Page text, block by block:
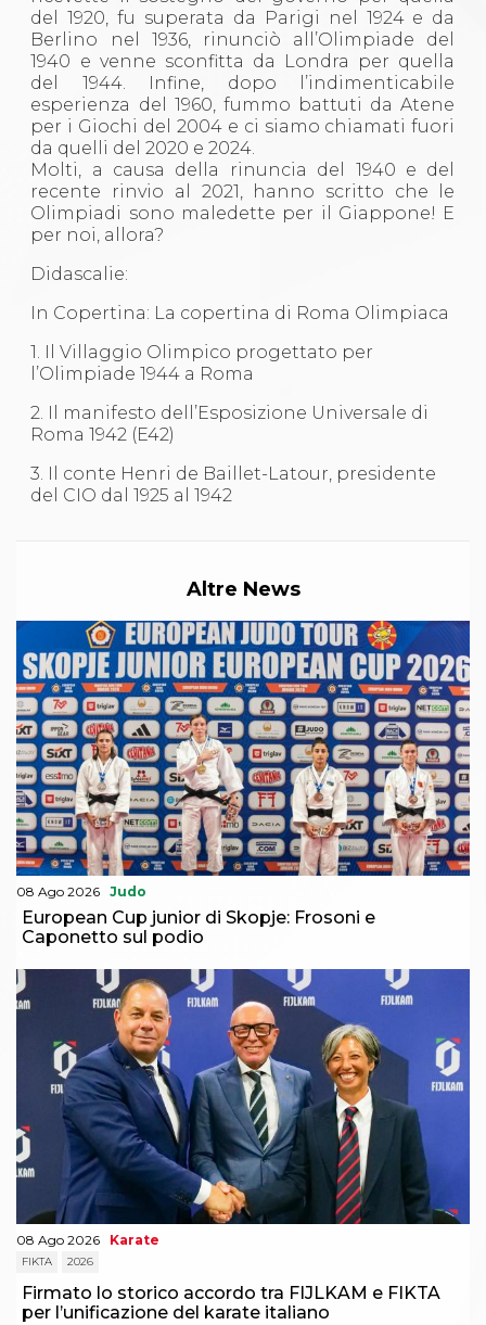
del 1920, fu superata da Parigi nel 1924 e da
Berlino nel 1936, rinunciò all’Olimpiade del
1940 e venne sconfitta da Londra per quella
del 1944. Infine, dopo l’indimenticabile
esperienza del 1960, fummo battuti da Atene
per i Giochi del 2004 e ci siamo chiamati fuori
da quelli del 2020 e 2024.
Molti, a causa della rinuncia del 1940 e del
recente rinvio al 2021, hanno scritto che le
Olimpiadi sono maledette per il Giappone! E
per noi, allora?
Didascalie:
In Copertina: La copertina di Roma Olimpiaca
1. Il Villaggio Olimpico progettato per
l’Olimpiade 1944 a Roma
2. Il manifesto dell’Esposizione Universale di
Roma 1942 (E42)
3. Il conte Henri de Baillet-Latour, presidente
del CIO dal 1925 al 1942
Altre News
08 Ago 2026 Judo
European Cup junior di Skopje: Frosoni e
Caponetto sul podio
08 Ago 2026 Karate
FIKTA 2026
Firmato lo storico accordo tra FIJLKAM e FIKTA
per l’unificazione del karate italiano